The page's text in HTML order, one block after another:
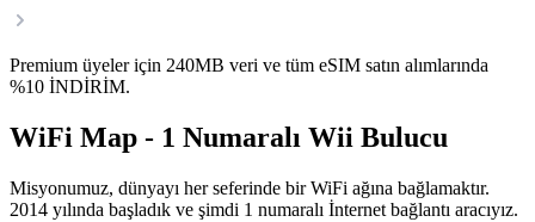
Premium üyeler için 240MB veri ve tüm eSIM satın alımlarında
%10 İNDİRİM.
WiFi Map - 1 Numaralı Wii Bulucu
Misyonumuz, dünyayı her seferinde bir WiFi ağına bağlamaktır.
2014 yılında başladık ve şimdi 1 numaralı İnternet bağlantı aracıyız.